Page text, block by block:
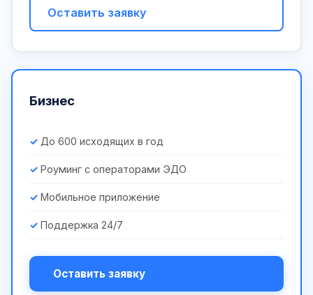
Оставить заявку
Бизнес
До 600 исходящих в год
Роуминг с операторами ЭДО
Мобильное приложение
Поддержка 24/7
Оставить заявку